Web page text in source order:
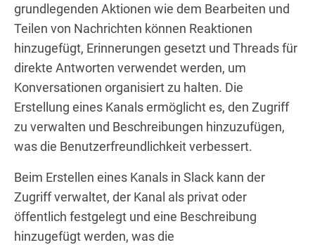
grundlegenden Aktionen wie dem Bearbeiten und
Teilen von Nachrichten können Reaktionen
hinzugefügt, Erinnerungen gesetzt und Threads für
direkte Antworten verwendet werden, um
Konversationen organisiert zu halten. Die
Erstellung eines Kanals ermöglicht es, den Zugriff
zu verwalten und Beschreibungen hinzuzufügen,
was die Benutzerfreundlichkeit verbessert.
Beim Erstellen eines Kanals in Slack kann der
Zugriff verwaltet, der Kanal als privat oder
öffentlich festgelegt und eine Beschreibung
hinzugefügt werden, was die